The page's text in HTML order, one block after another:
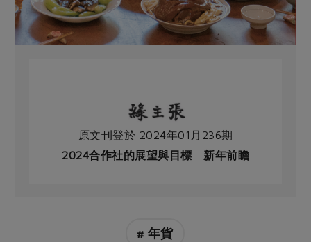
原文刊登於 2024年01月236期
2024合作社的展望與目標 新年前瞻
# 年貨